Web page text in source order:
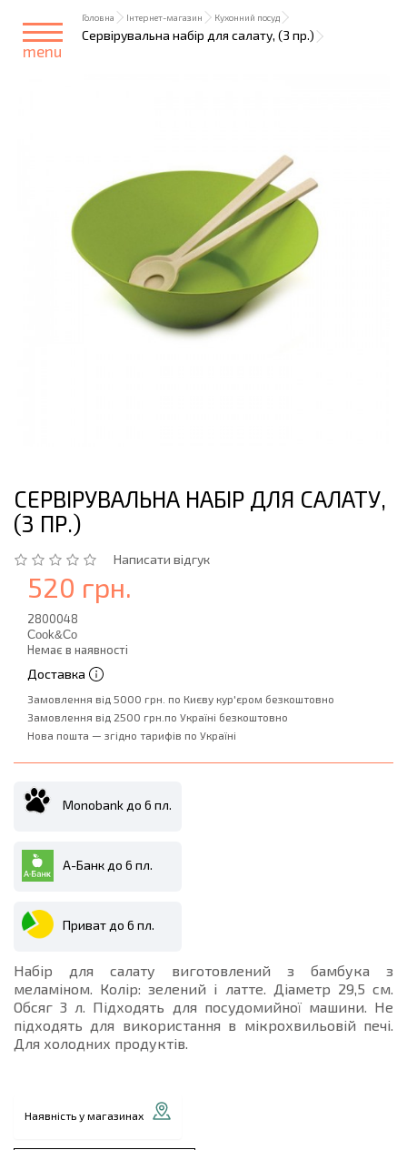
menu
Головна Інтернет-магазин Кухонний посуд
Сервірувальна набір для салату, (3 пр.)
СЕРВІРУВАЛЬНА НАБІР ДЛЯ САЛАТУ,
(3 ПР.)
Написати відгук
520 грн.
2800048
Cook&Co
Немає в наявності
Доставка
Замовлення від 5000 грн. по Києву кур'єром безкоштовно
Замовлення від 2500 грн.по Україні безкоштовно
Нова пошта — згідно тарифів по Україні
Monobank до 6 пл.
А-Банк до 6 пл.
Приват до 6 пл.
Набір для салату виготовлений з бамбука з
меламіном. Колір: зелений і латте. Діаметр 29,5 см.
Обсяг 3 л. Підходять для посудомийної машини. Не
підходять для використання в мікрохвильовій печі.
Для холодних продуктів.
Наявність у магазинах